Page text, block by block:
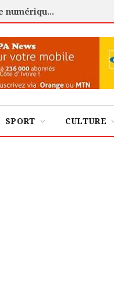
Cybersécurité : l’ANSSI certifie 88 experts pour renforcer la défense numérique de la Côte d’Ivoire
SPORT CULTURE